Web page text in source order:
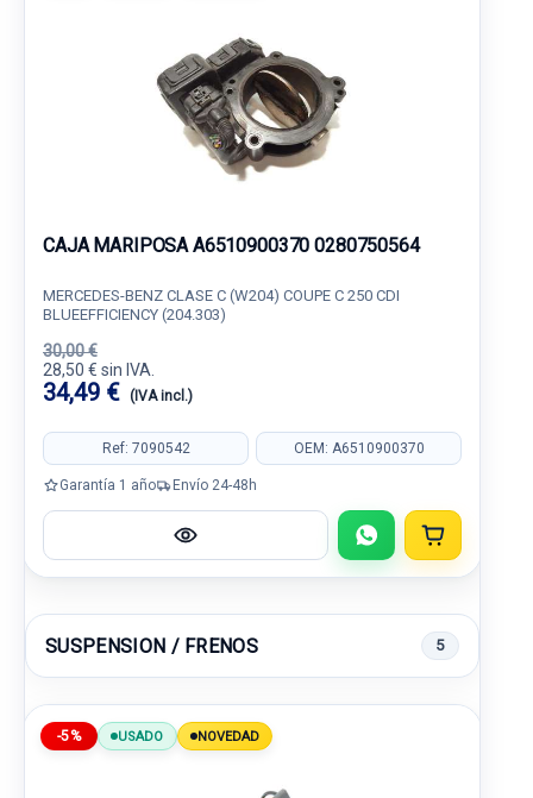
CAJA MARIPOSA A6510900370 0280750564
MERCEDES-BENZ CLASE C (W204) COUPE C 250 CDI
BLUEEFFICIENCY (204.303)
30,00 €
28,50 € sin IVA.
34,49 € (IVA incl.)
Ref: 7090542 OEM: A6510900370
Garantía 1 año Envío 24-48h
SUSPENSION / FRENOS 5
-5% USADO NOVEDAD